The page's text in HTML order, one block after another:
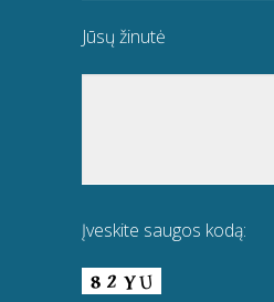
Jūsų žinutė
Įveskite saugos kodą: